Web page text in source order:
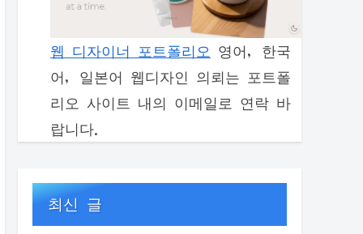
웹 디자이너 포트폴리오
영어, 한국
어, 일본어 웹디자인 의뢰는 포트폴
리오 사이트 내의 이메일로 연락 바
랍니다.
최신 글